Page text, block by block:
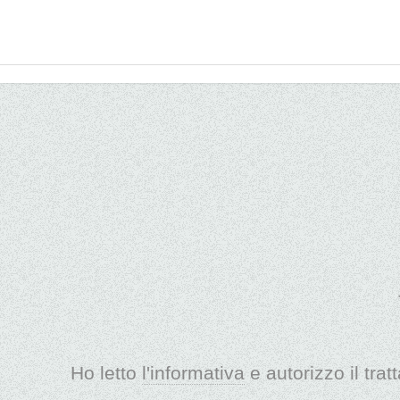
Ho letto l'informativae autorizzo il